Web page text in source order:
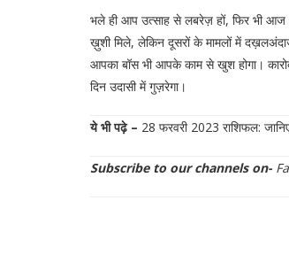
भले ही आप उत्साह से लबरेज़ हों, फिर भी
ख़ुशी मिले, लेकिन दूसरों के मामलों में
आपका बॉस भी आपके काम से खुश होगा।
दिन उदासी में गुज़रेगा।
ये भी पढ़े – 28 फरवरी 2023 राशिफल:
Subscribe to our channels on-